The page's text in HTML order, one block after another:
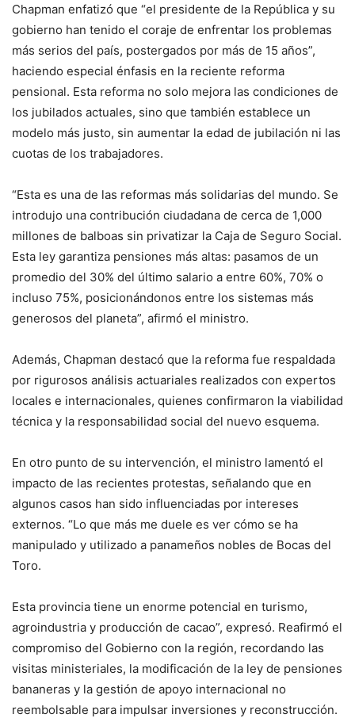
Chapman enfatizó que “el presidente de la República y su
gobierno han tenido el coraje de enfrentar los problemas
más serios del país, postergados por más de 15 años”,
haciendo especial énfasis en la reciente reforma
pensional. Esta reforma no solo mejora las condiciones de
los jubilados actuales, sino que también establece un
modelo más justo, sin aumentar la edad de jubilación ni las
cuotas de los trabajadores.
“Esta es una de las reformas más solidarias del mundo. Se
introdujo una contribución ciudadana de cerca de 1,000
millones de balboas sin privatizar la Caja de Seguro Social.
Esta ley garantiza pensiones más altas: pasamos de un
promedio del 30% del último salario a entre 60%, 70% o
incluso 75%, posicionándonos entre los sistemas más
generosos del planeta”, afirmó el ministro.
Además, Chapman destacó que la reforma fue respaldada
por rigurosos análisis actuariales realizados con expertos
locales e internacionales, quienes confirmaron la viabilidad
técnica y la responsabilidad social del nuevo esquema.
En otro punto de su intervención, el ministro lamentó el
impacto de las recientes protestas, señalando que en
algunos casos han sido influenciadas por intereses
externos. “Lo que más me duele es ver cómo se ha
manipulado y utilizado a panameños nobles de Bocas del
Toro.
Esta provincia tiene un enorme potencial en turismo,
agroindustria y producción de cacao”, expresó. Reafirmó el
compromiso del Gobierno con la región, recordando las
visitas ministeriales, la modificación de la ley de pensiones
bananeras y la gestión de apoyo internacional no
reembolsable para impulsar inversiones y reconstrucción.